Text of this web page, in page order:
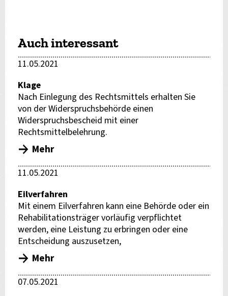
versenden
Auch interessant
11.05.2021
Klage
Nach Einlegung des Rechtsmittels erhalten Sie
von der Widerspruchsbehörde einen
Widerspruchsbescheid mit einer
Rechtsmittelbelehrung.
Mehr
11.05.2021
Eilverfahren
Mit einem Eilverfahren kann eine Behörde oder ein
Rehabilitationsträger vorläufig verpflichtet
werden, eine Leistung zu erbringen oder eine
Entscheidung auszusetzen,
Mehr
07.05.2021